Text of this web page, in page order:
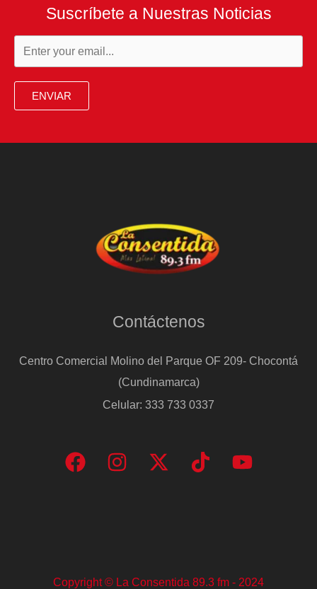
Suscríbete a Nuestras Noticias
ENVIAR
Contáctenos
Centro Comercial Molino del Parque OF 209- Chocontá
(Cundinamarca)
Celular: 333 733 0337
Copyright © La Consentida 89.3 fm - 2024